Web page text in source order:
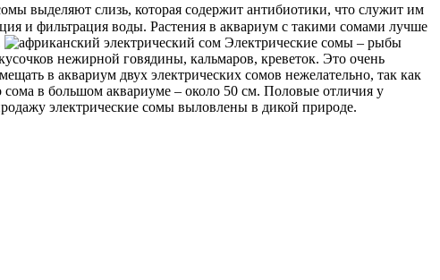
выделяют слизь, которая содержит антибиотики, что служит им
и фильтрация воды. Растения в аквариум с такими сомами лучше
Электрические сомы – рыбы
нежирной говядины, кальмаров, креветок. Это очень
в аквариум двух электрических сомов нежелательно, так как
сома в большом аквариуме – около 50 см. Половые отличия у
электрические сомы выловлены в дикой природе.